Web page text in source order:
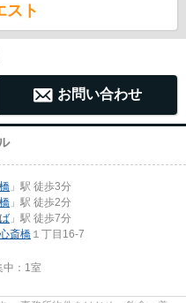
スト
お問い合わせ
」駅 徒歩3分
」駅 徒歩2分
」駅 徒歩7分
斎橋 １丁目16-7
： 1室